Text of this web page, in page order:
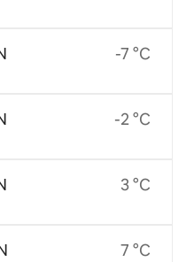
-7 °C
-2 °C
3 °C
7 °C